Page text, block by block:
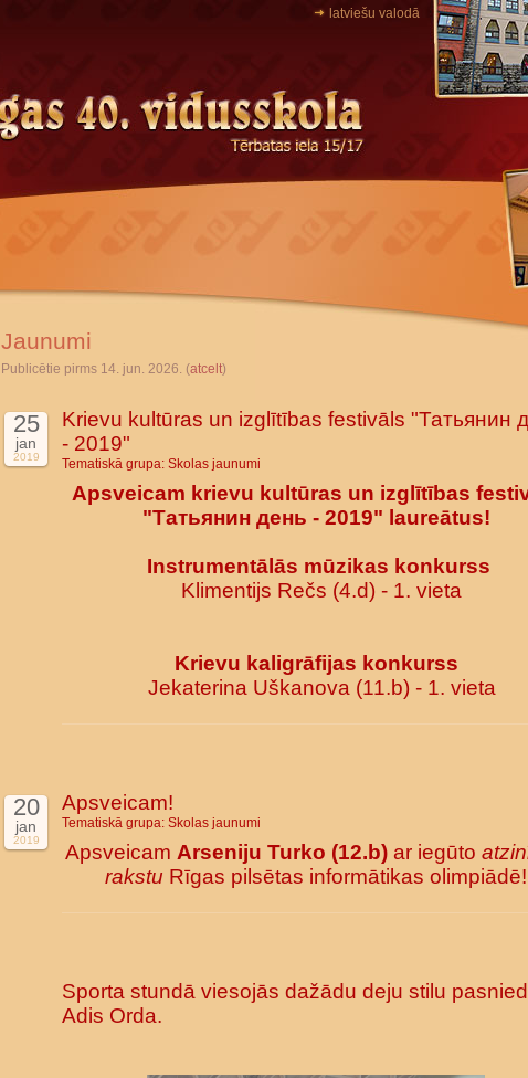
latviešu valodā
Jaunumi
Publicētie pirms 14. jun. 2026. (atcelt)
25
jan
2019
Krievu kultūras un izglītības festivāls "Татьянин
- 2019"
Tematiskā grupa: Skolas jaunumi
Apsveicam krievu kultūras un izglītības
"Татьянин день - 2019" laureātus!
Instrumentālās mūzikas konkurss
Klimentijs Rečs (4.d) - 1. vieta
Krievu kaligrāfijas konkurss
Jekaterina Uškanova (11.b) - 1. vieta
20
jan
2019
Apsveicam!
Tematiskā grupa: Skolas jaunumi
Apsveicam Arseniju Turko (12.b) ar iegūto
rakstu Rīgas pilsētas informātikas olimpiādē!
Sporta stundā viesojās dažādu deju stilu
Adis Orda.